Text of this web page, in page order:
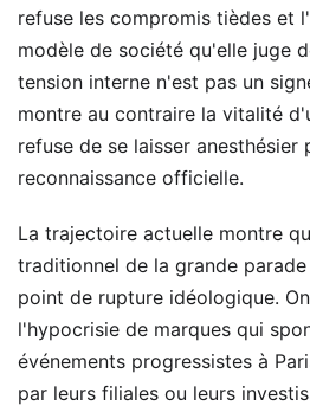
refuse les compromis tièdes et
modèle de société qu'elle juge
tension interne n'est pas un
montre au contraire la vitalité
refuse de se laisser
reconnaissance officielle.
La trajectoire actuelle montre
traditionnel de la grande
point de rupture idéologique.
l'hypocrisie de marques qui
événements progressistes à
par leurs filiales ou leurs